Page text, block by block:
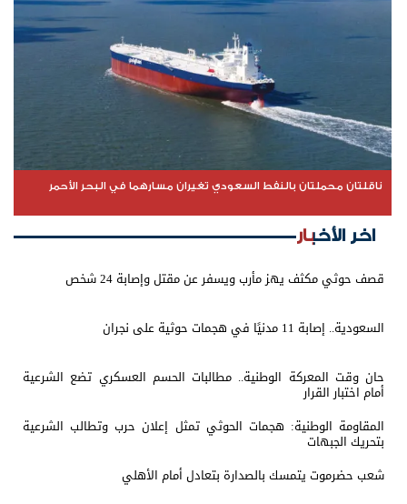
ناقلتان محملتان بالنفط السعودي تغيران مسارهما في البحر الأحمر
اخر الأخبار
قصف حوثي مكثف يهز مأرب ويسفر عن مقتل وإصابة 24 شخص
السعودية.. إصابة 11 مدنيًا في هجمات حوثية على نجران
حان وقت المعركة الوطنية.. مطالبات الحسم العسكري تضع الشرعية
أمام اختبار القرار
المقاومة الوطنية: هجمات الحوثي تمثل إعلان حرب وتطالب الشرعية
بتحريك الجبهات
شعب حضرموت يتمسك بالصدارة بتعادل أمام الأهلي